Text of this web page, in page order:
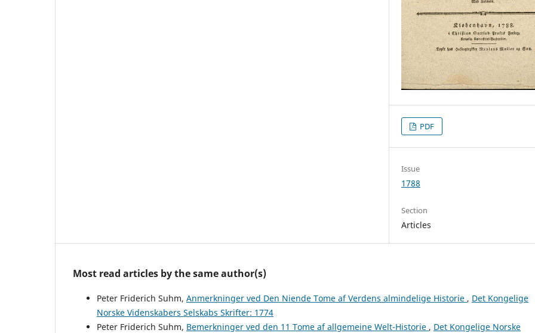
PDF
Issue
1788
Section
Articles
Most read articles by the same author(s)
Peter Friderich Suhm, Anmerkninger ved Den Niende Tome af Verdens almindelige Historie , Det Kongelige
Norske Videnskabers Selskabs Skrifter: 1774
Peter Friderich Suhm, Bemerkninger ved den 11 Tome af allgemeine Welt-Historie , Det Kongelige Norske